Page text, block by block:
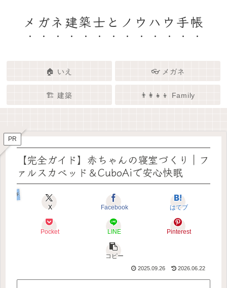
メガネ建築士とノウハウ手帳
🏠 いえ 👓 メガネ
🏗️ 建築 👨‍👩‍👧‍👦 Family
🏠✨ 建築士と考える「いい家」
👓✨ メガネの奥にある「わたし
🏗️✨ 建築 × エンタメで、暮らし
👨‍👩‍👧🌿 Family – 暮らしを育て
PR
【完全ガイド】赤ちゃんの寝室づくり｜フ
ァルスカベッド＆CuboAiで安心快眠
Familyの住まい方
X Facebook はてブ
Pocket LINE Pinterest
コピー
2025.09.26 2026.06.22